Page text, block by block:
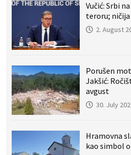
Vučić: Srbi
teroru;
2. August
Porušen
Jakšić:
avgust
30. July
Hramovna
kao simbol